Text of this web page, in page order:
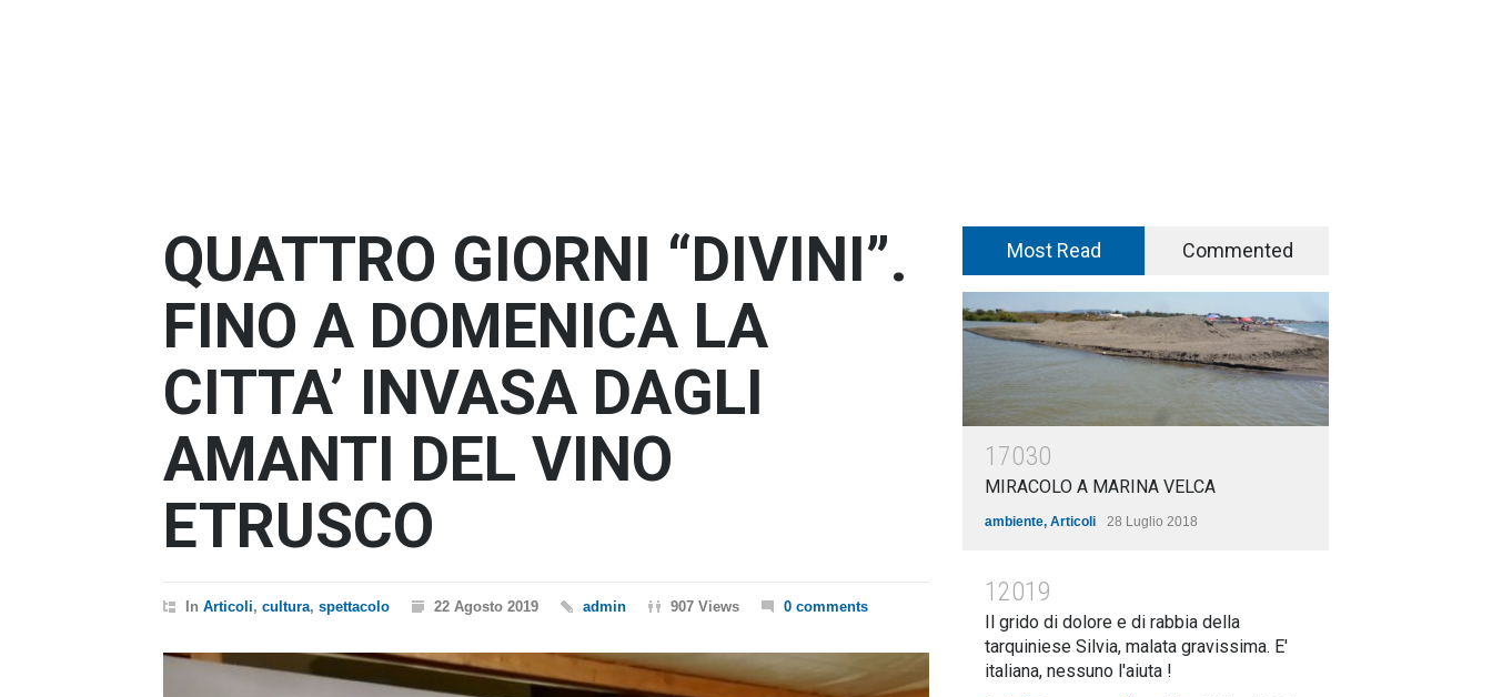
QUATTRO GIORNI “DIVINI”.
FINO A DOMENICA LA
CITTA’ INVASA DAGLI
AMANTI DEL VINO
ETRUSCO
In Articoli, cultura, spettacolo 22 Agosto 2019 admin 907 Views 0 comments
Most Read Commented
17030
MIRACOLO A MARINA VELCA
ambiente, Articoli 28 Luglio 2018
12019
Il grido di dolore e di rabbia della
tarquiniese Silvia, malata gravissima. E'
italiana, nessuno l'aiuta !